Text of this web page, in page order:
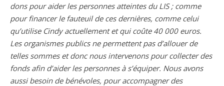
dons pour aider les personnes atteintes du LIS ; comme
pour financer le fauteuil de ces dernières, comme celui
qu’utilise Cindy actuellement et qui coûte 40 000 euros.
Les organismes publics ne permettent pas d’allouer de
telles sommes et donc nous intervenons pour collecter des
fonds afin d’aider les personnes à s’équiper. Nous avons
aussi besoin de bénévoles, pour accompagner des